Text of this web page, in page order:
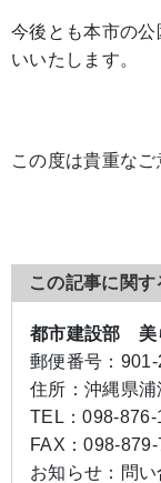
今後とも本市の
いいたします。
この度は貴重なご
この記事に関
都市建設部 美
郵便番号： 901-
住所： 沖縄県
TEL：098-876-
FAX：098-
お知らせ： 問